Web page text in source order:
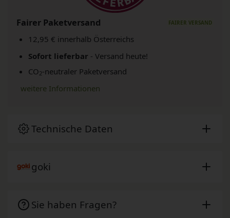
Fairer Paketversand
12,95 € innerhalb Österreichs
Sofort lieferbar - Versand heute!
CO2-neutraler Paketversand
weitere Informationen
Technische Daten
goki
Sie haben Fragen?